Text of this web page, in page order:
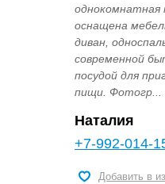
однокомнатная
оснащена
диван,
современной
посудой для
пищи. Фотогр...
Наталия
+7-992-014-
Добавить в